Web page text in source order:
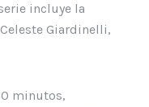
incluye la
Giardinelli,
minutos,